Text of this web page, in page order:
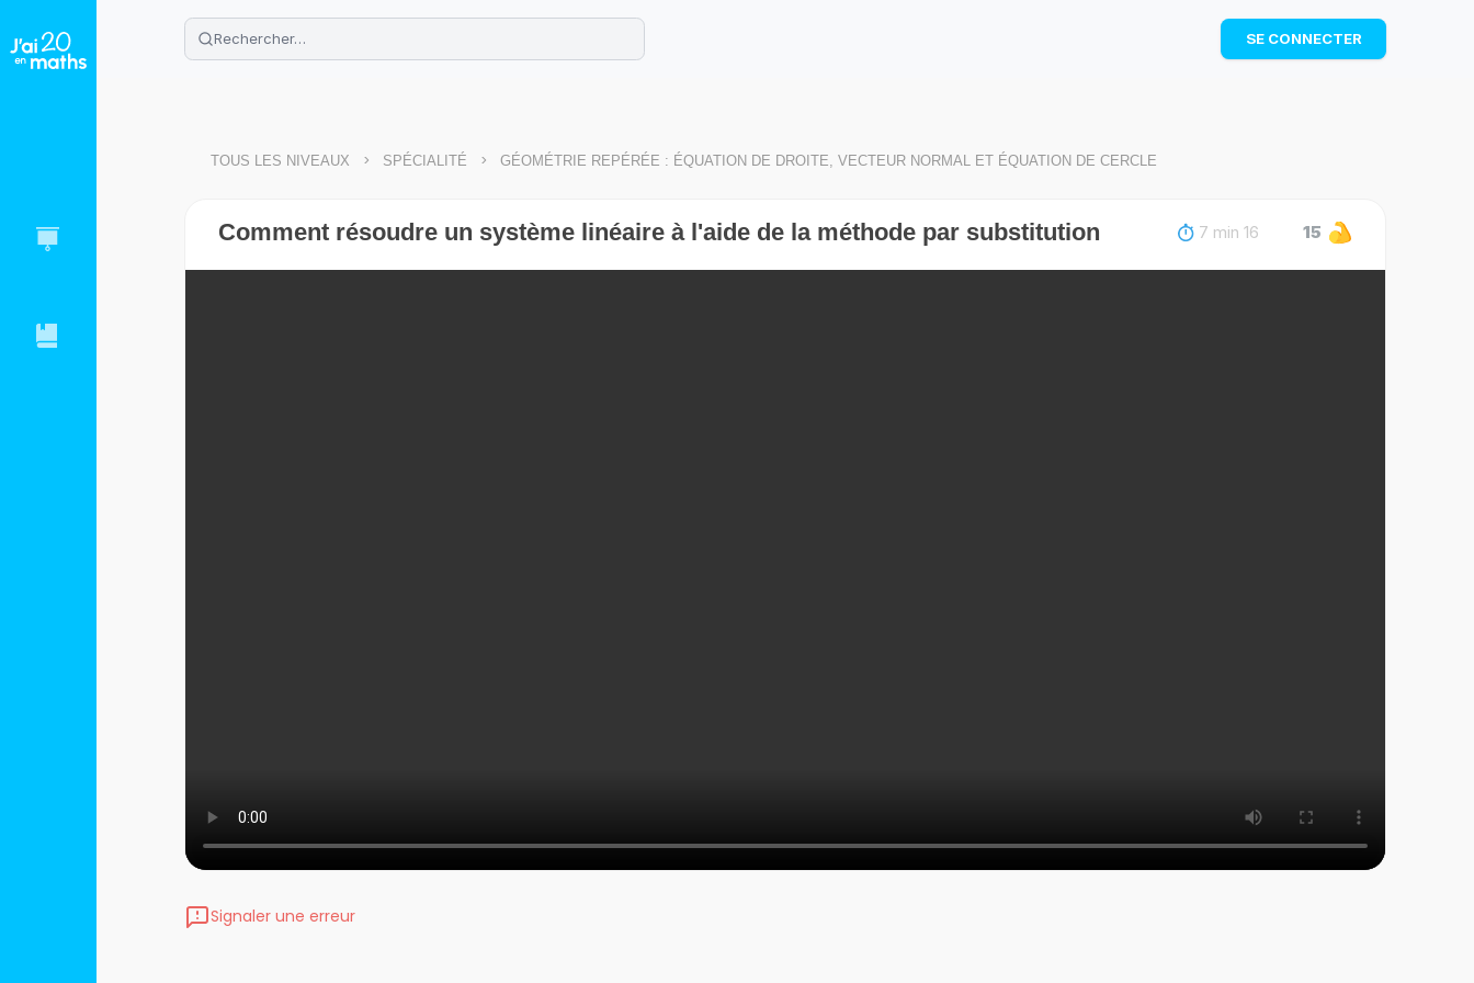
🌴Cahier de vacances offert: révise les maths cet été !
Télécharge ton PDF gratuit et progresse avec des exercices corrigés en vidéo.
TÉLÉCHARGER
SE CONNECTER
TOUS LES NIVEAUX > SPÉCIALITÉ > GÉOMÉTRIE REPÉRÉE : ÉQUATION DE DROITE, VECTEUR NORMAL ET ÉQUATION DE CERCLE
Comment résoudre un système linéaire à l'aide de la méthode par substitution 7 min 16 15
Signaler une erreur